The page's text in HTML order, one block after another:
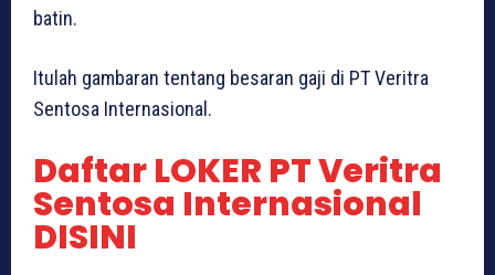
batin.
Itulah gambaran tentang besaran gaji di PT Veritra
Sentosa Internasional.
Daftar LOKER PT Veritra
Sentosa Internasional
DISINI